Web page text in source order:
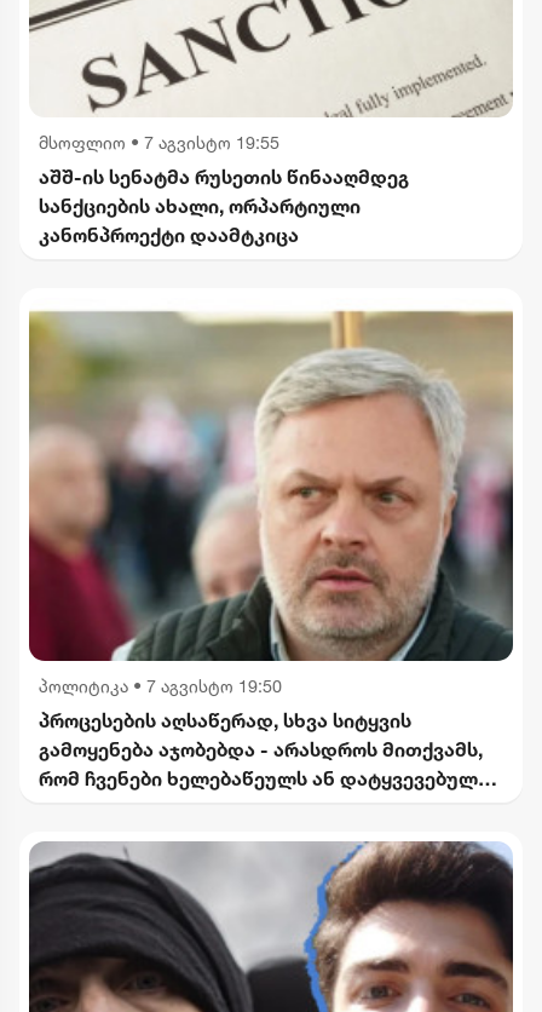
მსოფლიო • 7 აგვისტო 19:55
აშშ-ის სენატმა რუსეთის წინააღმდეგ
სანქციების ახალი, ორპარტიული
კანონპროექტი დაამტკიცა
პოლიტიკა • 7 აგვისტო 19:50
პროცესების აღსაწერად, სხვა სიტყვის
გამოყენება აჯობებდა - არასდროს მითქვამს,
რომ ჩვენები ხელებაწეულს ან დატყვევებულს